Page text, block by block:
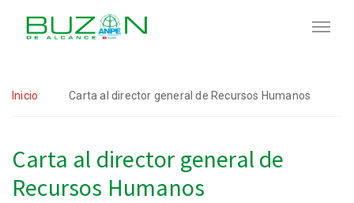
Inicio Carta al director general de Recursos Humanos
Carta al director general de
Recursos Humanos